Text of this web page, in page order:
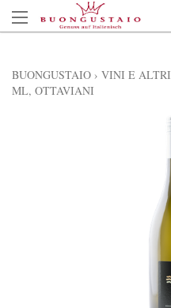
BUONGUSTAIO › VINI E ALTRI
ML, OTTAVIANI